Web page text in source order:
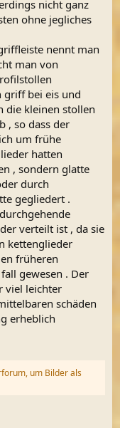
nicht ganz
ohne jegliches
nennt man
man von
griff bei eis und
die kleinen stollen
, so dass der
um frühe
hatten
, sondern glatte
durch
gegliedert .
verteilt ist , da sie
kettenglieder
früheren
gewesen . Der
viel leichter
schäden
erheblich
um Bilder als